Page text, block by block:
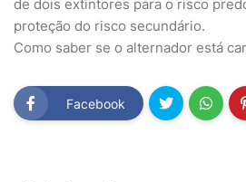
de dois extintores para o risco
proteção do risco secundário.
Como saber se o alternador está
Facebook